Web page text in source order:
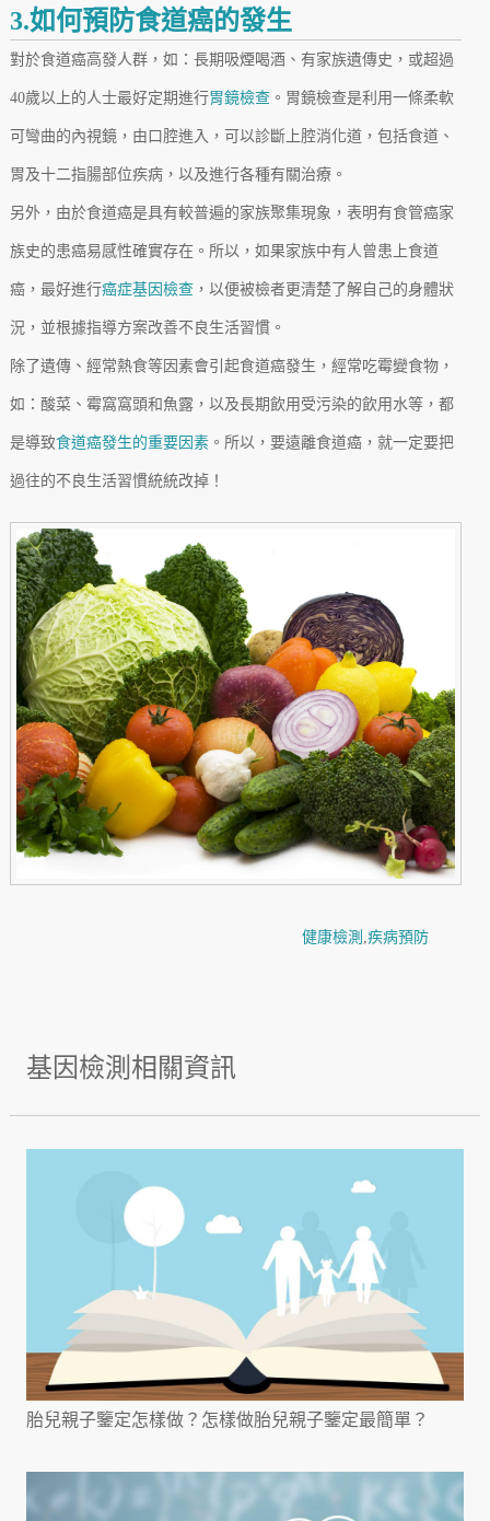
3.如何預防食道癌的發生
對於食道癌高發人群，如：長期吸煙喝酒、有家族遺傳史，或超過
40歲以上的人士最好定期進行胃鏡檢查。胃鏡檢查是利用一條柔軟
可彎曲的內視鏡，由口腔進入，可以診斷上腔消化道，包括食道、
胃及十二指腸部位疾病，以及進行各種有關治療。
另外，由於食道癌是具有較普遍的家族聚集現象，表明有食管癌家
族史的患癌易感性確實存在。所以，如果家族中有人曾患上食道
癌，最好進行癌症基因檢查，以便被檢者更清楚了解自己的身體狀
況，並根據指導方案改善不良生活習慣。
除了遺傳、經常熱食等因素會引起食道癌發生，經常吃霉變食物，
如：酸菜、霉窩窩頭和魚露，以及長期飲用受污染的飲用水等，都
是導致食道癌發生的重要因素。所以，要遠離食道癌，就一定要把
過往的不良生活習慣統統改掉！
健康檢測 ,疾病預防
基因檢測相關資訊
胎兒親子鑒定怎樣做？怎樣做胎兒親子鑒定最簡單？